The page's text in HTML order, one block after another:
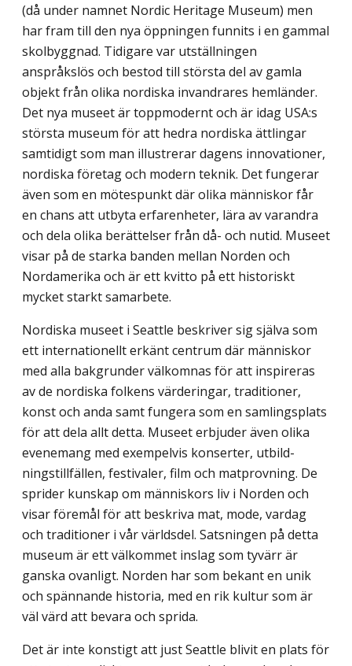
(då under namnet Nordic Heritage Museum) men
har fram till den nya öppningen funnits i en gammal
skolbyggnad. Tidigare var utställningen
anspråkslös och bestod till största del av gamla
objekt från olika nordiska invandrares hemländer.
Det nya museet är toppmodernt och är idag USA:s
största museum för att hedra nordiska ättlingar
samtidigt som man illustrerar dagens innovationer,
nordiska företag och modern teknik. Det fungerar
även som en mötespunkt där olika människor får
en chans att utbyta erfarenheter, lära av varandra
och dela olika berättelser från då- och nutid. Museet
visar på de starka banden mellan Norden och
Nordamerika och är ett kvitto på ett historiskt
mycket starkt samarbete.
Nordiska museet i Seattle beskriver sig själva som
ett internationellt erkänt centrum där människor
med alla bakgrunder välkomnas för att inspireras
av de nordiska folkens värderingar, traditioner,
konst och anda samt fungera som en samlingsplats
för att dela allt detta. Museet erbjuder även olika
evenemang med exempelvis konserter, utbild­
ningstillfällen, festivaler, film och matprovning. De
sprider kunskap om människors liv i Norden och
visar föremål för att beskriva mat, mode, vardag
och traditioner i vår världsdel. Satsningen på detta
museum är ett välkommet inslag som tyvärr är
ganska ovanligt. Norden har som bekant en unik
och spännande historia, med en rik kultur som är
väl värd att bevara och sprida.
Det är inte konstigt att just Seattle blivit en plats för